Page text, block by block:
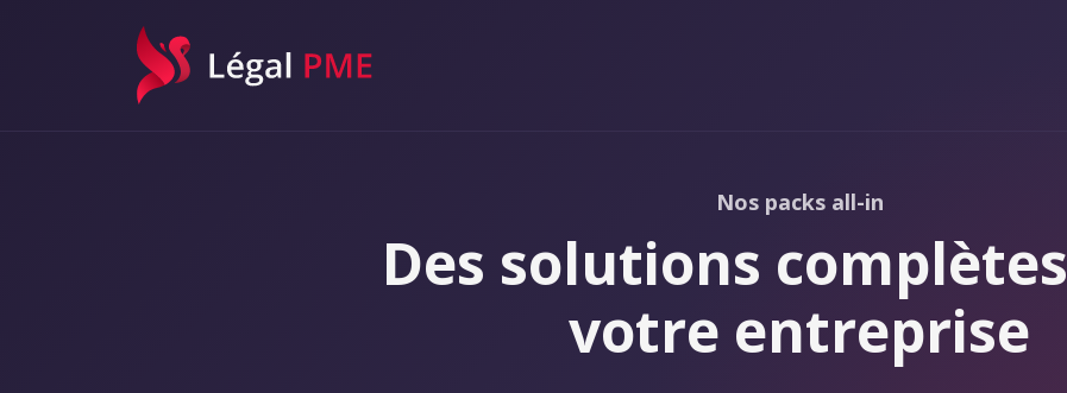
Nos packs all-in
Des solutions complètes
votre entreprise